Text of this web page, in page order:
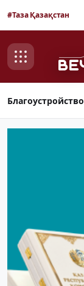
#Таза Қазақстан
Благоустройство